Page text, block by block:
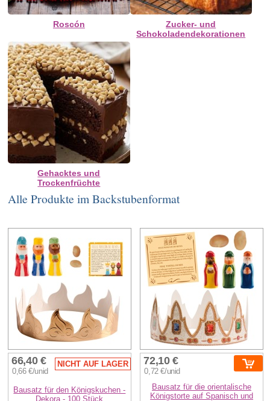
Roscón
Zucker- und
Schokoladendekorationen
Gehacktes und
Trockenfrüchte
Alle Produkte im Backstubenformat
66,40 €
0,66 €/unid
NICHT AUF LAGER
Bausatz für den Königskuchen -
Dekora - 100 Stück
72,10 €
0,72 €/unid
Bausatz für die orientalische
Königstorte auf Spanisch und